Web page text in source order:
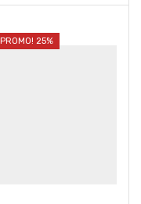
PROMO! 25%